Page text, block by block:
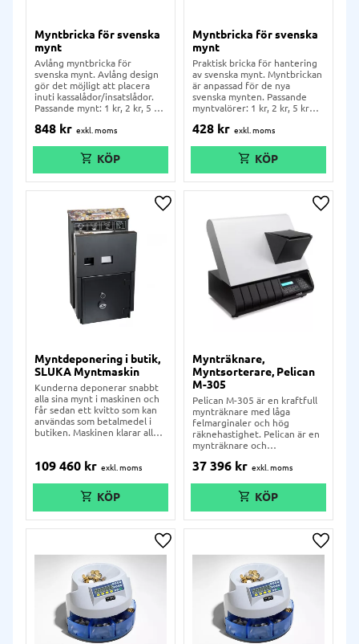
Myntbricka för svenska
mynt
Avlång myntbricka för
svenska mynt. Avlång design
gör det möjligt att placera
inuti kassalådor/insatslådor.
Passande mynt: 1 kr, 2 kr, 5 kr
beloppsindikator intill varje
848 kr
Myntbricka för svenska
mynt
Praktisk bricka för hantering
av svenska mynt. Myntbrickan
är anpassad för de nya
svenska mynten. Passande
myntvalörer: 1 kr, 2 kr, 5 kr
beloppsindikator intill varje
428 kr
Myntdeponering i butik,
SLUKA Myntmaskin
Kunderna deponerar snabbt
alla sina mynt i maskinen och
får sedan ett kvitto som kan
användas som betalmedel i
butiken. Maskinen klarar alla
109 460 kr
Lägg till i önskelista
Mynträknare,
Myntsorterare, Pelican
M-305
Pelican M-305 är en kraftfull
mynträknare med låga
felmarginaler och hög
räknehastighet. Pelican är en
mynträknare och
en ny generations tanke och
framtagen med den senaste
högeffektiva sensortekniken
med högsta tänkbara
Främmande eller falska mynt
sorteras automatiskt ut till ett
separat fack. Redovisning av
antal mynt per valör, belopp
och dagstotal.
37 396 kr
Lägg
Lägg till i önskelista Lägg